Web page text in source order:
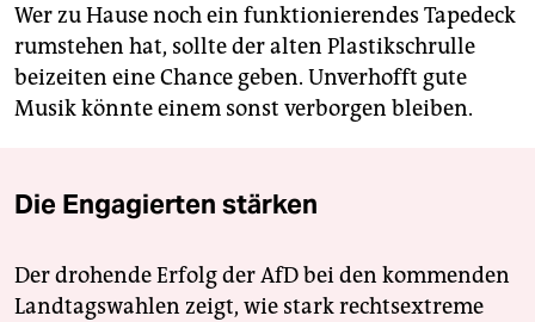
Wer zu Hause noch ein funktionierendes Tapedeck
rumstehen hat, sollte der alten Plastikschrulle
beizeiten eine Chance geben. Unverhofft gute
Musik könnte einem sonst verborgen bleiben.
Die Engagierten stärken
Der drohende Erfolg der AfD bei den kommenden
Landtagswahlen zeigt, wie stark rechtsextreme